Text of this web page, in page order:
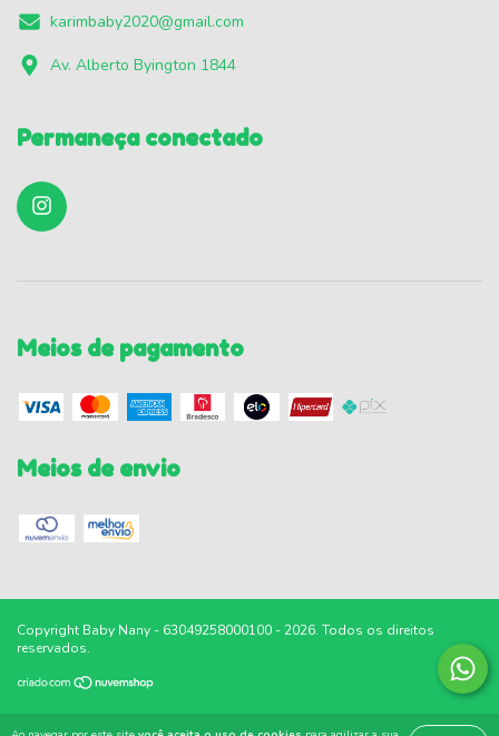
karimbaby2020@gmail.com
Av. Alberto Byington 1844
Permaneça conectado
Meios de pagamento
Meios de envio
Copyright Baby Nany - 63049258000100 - 2026. Todos os direitos
reservados.